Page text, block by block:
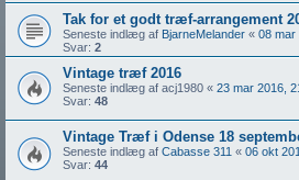
Tak for et godt træf-arrangement
Seneste indlæg af BjarneMelander « 08 mar
Svar: 2
Vintage træf 2016
Seneste indlæg af acj1980 « 23 mar 2016,
Svar: 48
Vintage Træf i Odense 18
Seneste indlæg af Cabasse 311 « 06 okt
Svar: 44